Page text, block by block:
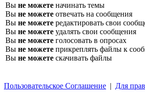
Вы не можете начинать темы
Вы не можете отвечать на сообщения
Вы не можете редактировать свои
Вы не можете удалять свои сообщения
Вы не можете голосовать в опросах
Вы не можете прикреплять файлы к
Вы не можете скачивать файлы
Пользовательское Соглашение | Для